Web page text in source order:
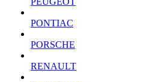
PONTIAC
PORSCHE
RENAULT